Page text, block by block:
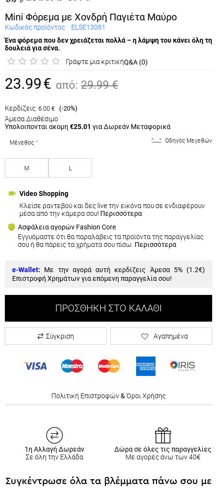
Mini Φόρεμα με Χονδρή Παγιέτα Μαύρο
Κωδικός προϊόντος:
ELSE13081
Ένα φόρεμα που δεν χρειάζεται πολλά – η λάμψη του κάνει
όλη τη δουλειά για σένα.
Γράψτε μια κριτικήQ&A (0)
23.99€ από:29.99 €
Κερδίζεις: 6.00 € (-20%)
Άμεσα Διαθέσιμο
Υπολοιπονται ακομη €25.01 για Δωρεάν Μεταφορικά
Οδηγός Μεγεθών
Μέγεθος
M L
Video Shopping
Κλείσε ραντεβού και δες live την εικόνα που σε ενδιαφέρουν
μέσα από την κάμερα σου! Περισσότερα
Ασφάλεια αγορών Fashion Core
Εγγυόμαστε ότι θα παραλάβεις τα προϊόντα της παραγγελίας
σου ή θα πάρεις τα χρήματα σου πίσω. Περισσότερα
e-Wallet: Με την αγορά αυτή κερδίζεις Άμεσα 5% (1.2€)
Επιστροφή Χρημάτων για επόμενη παραγγελία σου!
ΠΡΟΣΘΉΚΗ ΣΤΟ ΚΑΛΆΘΙ
Σύγκριση Αγαπημένα
Πολιτική Επιστροφών&Όροι Χρήσης
1η Αλλαγή Δωρεάν
Σε όλη την Ελλάδα
Δώρα σε όλες τις παραγγελίες
Με αγορές άνω των 40€
Συγκέντρωσε όλα τα βλέμματα πάνω σου με